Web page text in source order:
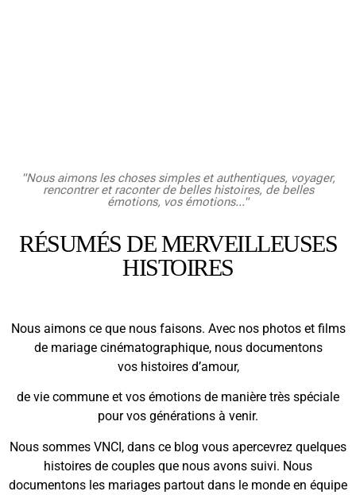
"Nous aimons les choses simples et authentiques, voyager,
rencontrer et raconter de belles histoires, de belles
émotions, vos émotions..."
RÉSUMÉS DE MERVEILLEUSES
HISTOIRES
Nous aimons ce que nous faisons. Avec nos photos et films
de mariage cinématographique, nous documentons
vos histoires d’amour,
de vie commune et vos émotions de manière très spéciale
pour vos générations à venir.
Nous sommes VNCI, dans ce blog vous apercevrez quelques
histoires de couples que nous avons suivi. Nous
documentons les mariages partout dans le monde en équipe